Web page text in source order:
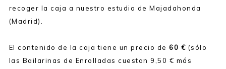
recoger la caja a nuestro estudio de Majadahonda
(Madrid).
El contenido de la caja tiene un precio de60 € (sólo
las Bailarinas de Enrolladas cuestan 9,50 € más